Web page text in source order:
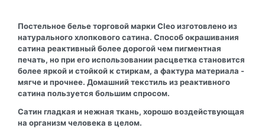
Постельное белье торговой марки Cleo изготовлено из
натурального хлопкового сатина. Способ окрашивания
сатина реактивный более дорогой чем пигментная
печать, но при его использовании расцветка становится
более яркой и стойкой к стиркам, а фактура материала -
мягче и прочнее. Домашний текстиль из реактивного
сатина пользуется большим спросом.
Сатин гладкая и нежная ткань, хорошо воздействующая
на организм человека в целом.